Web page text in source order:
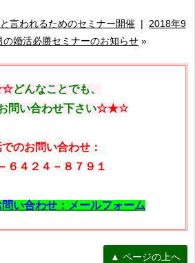
言われるためのセミナー開催 | 2018年9
の婚活必勝セミナーのお知らせ »
どんなことでも、
問い合わせ下さい☆★☆
のお問い合わせ：
６４２４－８７９１
い合わせ：メールフォーム
▲ ページの上へ